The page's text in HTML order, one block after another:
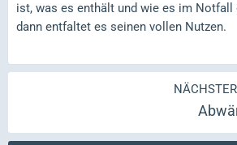
ist, was es enthält und wie es im Notfall
dann entfaltet es seinen vollen Nutzen.